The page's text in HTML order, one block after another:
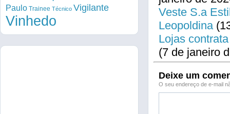
Veste S.a
Leopoldina
Lojas
(7 de janeiro
Deixe um
O seu endereço de e-mail
Paulo Trainee Técnico Vigilante
Vinhedo